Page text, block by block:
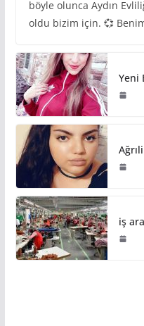
böyle olunca Aydın
oldu bizim için. 💞
Yeni
iş